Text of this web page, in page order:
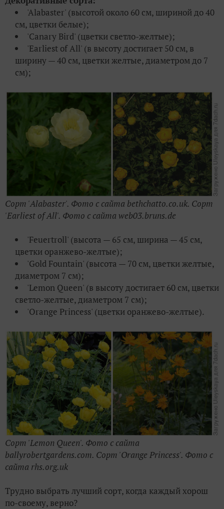
'Alabaster' (высотой около 60 см, шириной до 40
см, цветки белые);
'Canary Bird' (цветки светло-желтые);
'Earliest of All' (в высоту достигает 50 см, в
ширину — 40 см, цветки желтые, диаметром до 7
см);
Сорт 'Alabaster'. Фото с сайта bethchatto.co.uk. Сорт
'Earliest of All'. Фото с сайта web03.bruns.de
'Feuertroll' (высота — 65 см, ширина — 45 см,
цветки оранжево-желтые);
'Gold Fountain' (высота — 70 см, цветки желтые,
диаметром 7 см);
'Lemon Queen' (в высоту достигает 60 см, цветки
светло-желтые, диаметром 7 см);
'Orange Princess' (цветки оранжево-желтые).
Сорт 'Lemon Queen'. Фото с сайта
ballyrobertgardens.com. Сорт 'Orange Princess'. Фото с
сайта rhs.org.uk
Трудно выбрать лучший сорт, когда каждый хорош
по-своему, верно?